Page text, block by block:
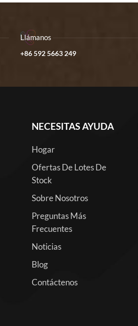
Llámanos
+86 592 5663 249
NECESITAS AYUDA
Hogar
Ofertas De Lotes De
Stock
Sobre Nosotros
Preguntas Más
Frecuentes
Noticias
Blog
Contáctenos